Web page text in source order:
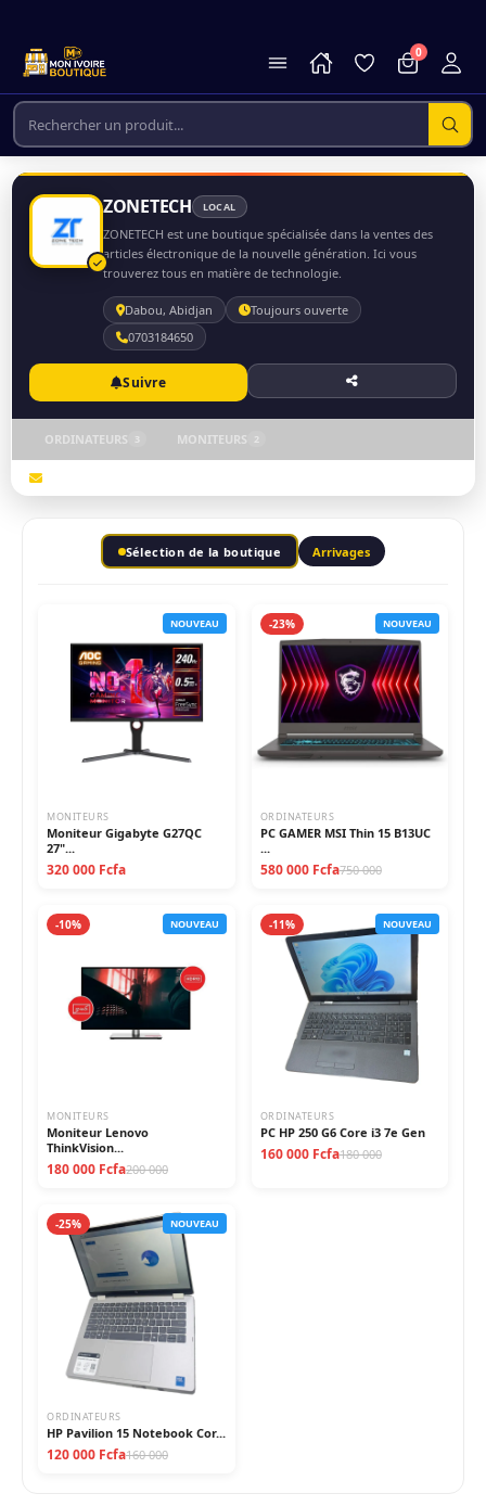
0
ZONETECH LOCAL
ZONETECH est une boutique spécialisée dans la ventes des
articles électronique de la nouvelle génération. Ici vous
trouverez tous en matière de technologie.
Dabou, Abidjan
Toujours ouverte
0703184650
Suivre
ORDINATEURS 3 MONITEURS 2
Sélection de la boutique Arrivages
NOUVEAU
MONITEURS
Moniteur Gigabyte G27QC
27"...
320 000 Fcfa
-23% NOUVEAU
ORDINATEURS
PC GAMER MSI Thin 15 B13UC
...
580 000 Fcfa750 000
-10% NOUVEAU
MONITEURS
Moniteur Lenovo
ThinkVision...
180 000 Fcfa200 000
-11% NOUVEAU
ORDINATEURS
PC HP 250 G6 Core i3 7e Gen
160 000 Fcfa180 000
-25% NOUVEAU
ORDINATEURS
HP Pavilion 15 Notebook Cor...
120 000 Fcfa160 000